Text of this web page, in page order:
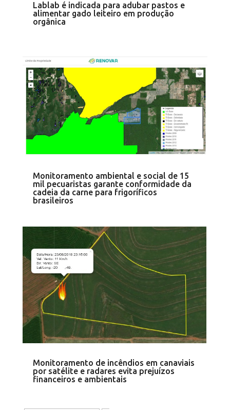
Lablab é indicada para adubar pastos e
alimentar gado leiteiro em produção
orgânica
Monitoramento ambiental e social de 15
mil pecuaristas garante conformidade da
cadeia da carne para frigoríficos
brasileiros
Monitoramento de incêndios em canaviais
por satélite e radares evita prejuízos
financeiros e ambientais